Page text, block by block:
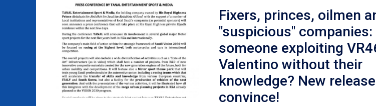
Fixers, princes, oilmen
"suspicious" companies:
someone exploiting
Valentino without their
knowledge? New
convince!